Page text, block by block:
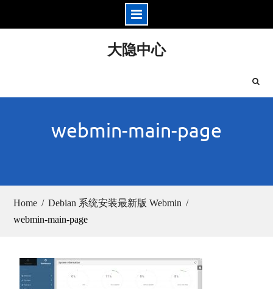
大隐中心
webmin-main-page
Home
Debian 系统安装最新版 Webmin
webmin-main-page